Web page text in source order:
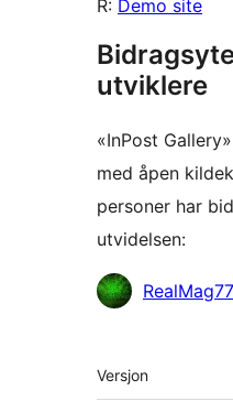
R: Demo site
utviklere
«InPost
med åpen
personer har
utvidelsen:
Bidragsytere
Meta
Versjon